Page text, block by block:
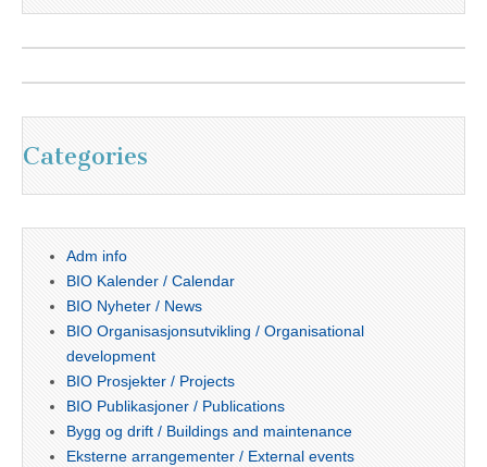
Categories
Adm info
BIO Kalender / Calendar
BIO Nyheter / News
BIO Organisasjonsutvikling / Organisational
development
BIO Prosjekter / Projects
BIO Publikasjoner / Publications
Bygg og drift / Buildings and maintenance
Eksterne arrangementer / External events